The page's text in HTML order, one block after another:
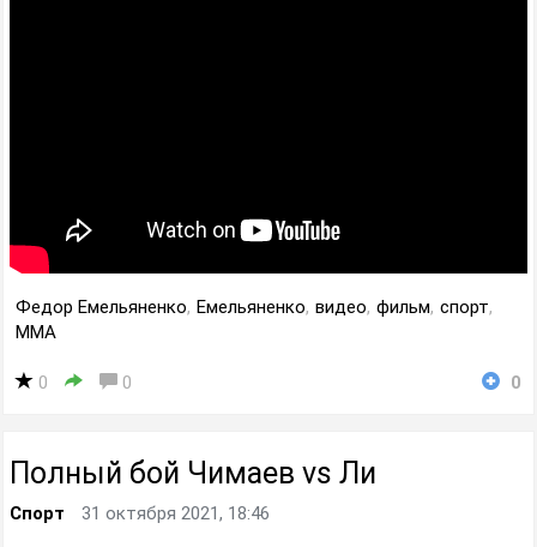
Федор Емельяненко, Емельяненко, видео, фильм, спорт,
MMA
0 0 0
Полный бой Чимаев vs Ли
Спорт 31 октября 2021, 18:46